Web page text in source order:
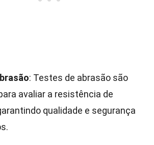
: Testes de abrasão são
avaliar a resistência de
qualidade e segurança